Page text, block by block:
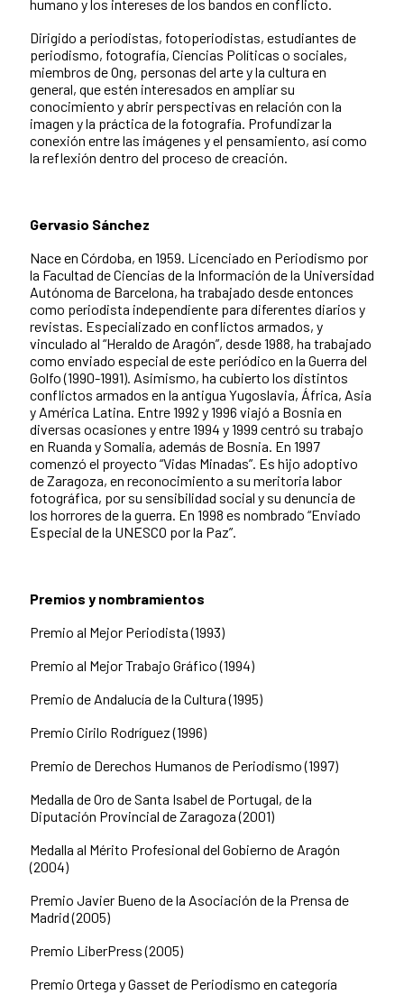
humano y los intereses de los bandos en conflicto.
Dirigido a periodistas, fotoperiodistas, estudiantes de
periodismo, fotografía, Ciencias Políticas o sociales,
miembros de Ong, personas del arte y la cultura en
general, que estén interesados en ampliar su
conocimiento y abrir perspectivas en relación con la
imagen y la práctica de la fotografía. Profundizar la
conexión entre las imágenes y el pensamiento, así como
la reflexión dentro del proceso de creación.
Gervasio Sánchez
Nace en Córdoba, en 1959. Licenciado en Periodismo por
la Facultad de Ciencias de la Información de la Universidad
Autónoma de Barcelona, ha trabajado desde entonces
como periodista independiente para diferentes diarios y
revistas. Especializado en conflictos armados, y
vinculado al “Heraldo de Aragón”, desde 1988, ha trabajado
como enviado especial de este periódico en la Guerra del
Golfo (1990-1991). Asimismo, ha cubierto los distintos
conflictos armados en la antigua Yugoslavia, África, Asia
y América Latina. Entre 1992 y 1996 viajó a Bosnia en
diversas ocasiones y entre 1994 y 1999 centró su trabajo
en Ruanda y Somalia, además de Bosnia. En 1997
comenzó el proyecto “Vidas Minadas”. Es hijo adoptivo
de Zaragoza, en reconocimiento a su meritoria labor
fotográfica, por su sensibilidad social y su denuncia de
los horrores de la guerra. En 1998 es nombrado “Enviado
Especial de la UNESCO por la Paz”.
Premios y nombramientos
Premio al Mejor Periodista (1993)
Premio al Mejor Trabajo Gráfico (1994)
Premio de Andalucía de la Cultura (1995)
Premio Cirilo Rodríguez (1996)
Premio de Derechos Humanos de Periodismo (1997)
Medalla de Oro de Santa Isabel de Portugal, de la
Diputación Provincial de Zaragoza (2001)
Medalla al Mérito Profesional del Gobierno de Aragón
(2004)
Premio Javier Bueno de la Asociación de la Prensa de
Madrid (2005)
Premio LiberPress (2005)
Premio Ortega y Gasset de Periodismo en categoría